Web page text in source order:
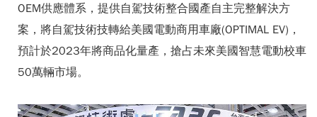
OEM供應體系，提供自駕技術整合國產自主完整解決方
案，將自駕技術技轉給美國電動商用車廠(OPTIMAL EV)，
預計於2023年將商品化量產，搶占未來美國智慧電動校車
50萬輛市場。